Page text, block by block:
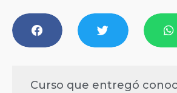
Curso que entregó